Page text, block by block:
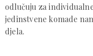
odlučuju za
jedinstvene komade
djela.